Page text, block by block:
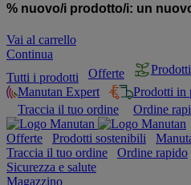
% nuovo/i prodotto/i: un
Vai al carrello
Continua
Tutti i prodotti
Offerte
Manutan Expert
Prodotti in
Traccia il tuo ordine
Ordine
Offerte Prodotti sostenibili
Traccia il tuo ordine
Ordine rapido
Sicurezza e salute
Magazzino